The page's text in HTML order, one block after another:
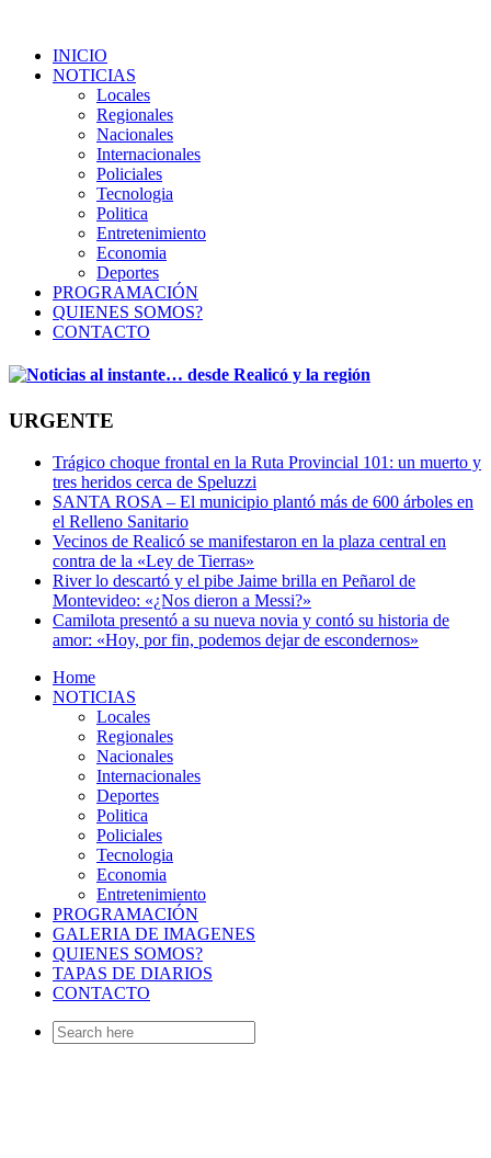
INICIO
NOTICIAS
Locales
Regionales
Nacionales
Internacionales
Policiales
Tecnologia
Politica
Entretenimiento
Economia
Deportes
PROGRAMACIÓN
QUIENES SOMOS?
CONTACTO
URGENTE
Trágico choque frontal en la Ruta Provincial 101: un muerto y
tres heridos cerca de Speluzzi
SANTA ROSA – El municipio plantó más de 600 árboles en
el Relleno Sanitario
Vecinos de Realicó se manifestaron en la plaza central en
contra de la «Ley de Tierras»
River lo descartó y el pibe Jaime brilla en Peñarol de
Montevideo: «¿Nos dieron a Messi?»
Camilota presentó a su nueva novia y contó su historia de
amor: «Hoy, por fin, podemos dejar de escondernos»
Home
NOTICIAS
Locales
Regionales
Nacionales
Internacionales
Deportes
Politica
Policiales
Tecnologia
Economia
Entretenimiento
PROGRAMACIÓN
GALERIA DE IMAGENES
QUIENES SOMOS?
TAPAS DE DIARIOS
CONTACTO
Search
for: